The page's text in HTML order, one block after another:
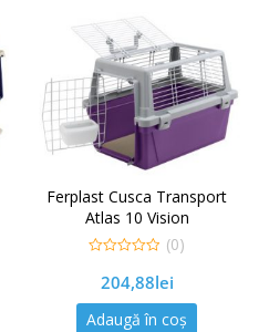
Ferplast Cusca Transport
Atlas 10 Vision
out
5
(0)
204,88lei
Adaugă în coș